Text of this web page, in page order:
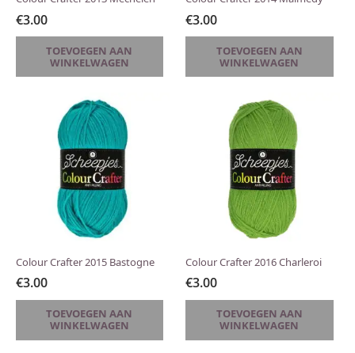
€3.00
TOEVOEGEN AAN
WINKELWAGEN
€3.00
TOEVOEGEN AAN
WINKELWAGEN
Colour Crafter 2015 Bastogne
€3.00
TOEVOEGEN AAN
WINKELWAGEN
Colour Crafter 2016 Charleroi
€3.00
TOEVOEGEN AAN
WINKELWAGEN